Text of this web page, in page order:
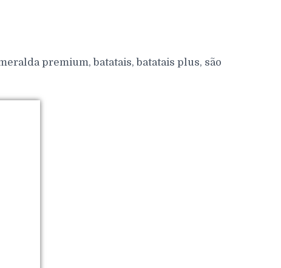
premium, batatais, batatais plus, são